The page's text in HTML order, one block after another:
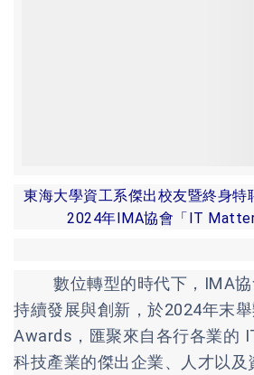
東海大學資工系傑出校友暨終身特
2024年IMA協會「IT
數位轉型的時代下，IMA協
持續發展與創新，於2024年末
Awards，匯聚來自各行各業的
科技產業的傑出企業、人才以及